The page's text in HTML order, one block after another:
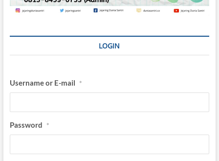
LOGIN
Username or E-mail *
Password *